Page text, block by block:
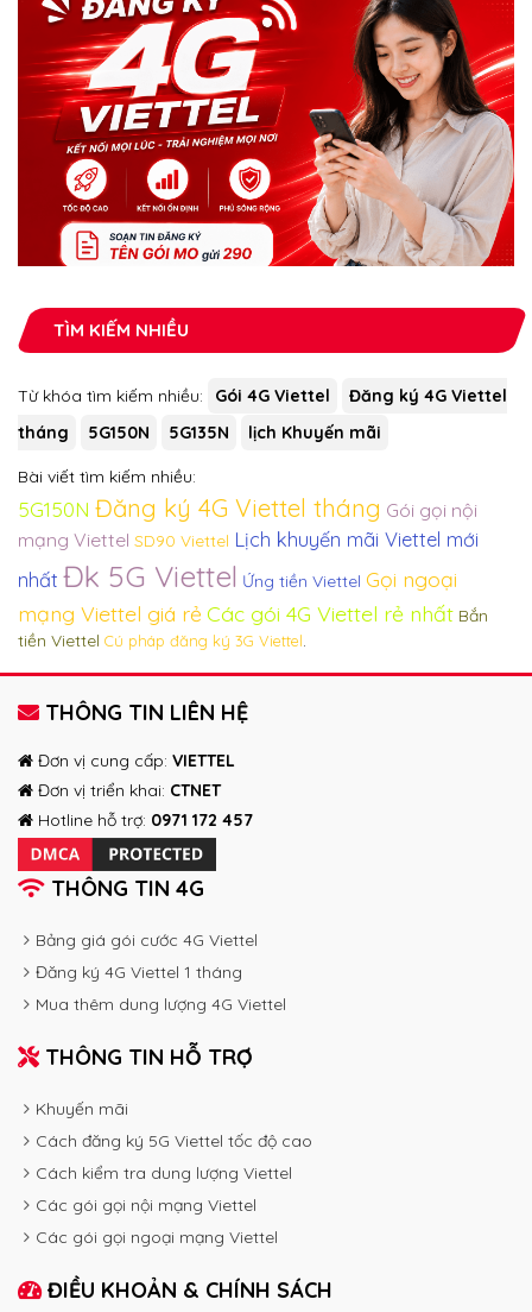
TÌM KIẾM NHIỀU
Từ khóa tìm kiếm nhiều: Gói 4G Viettel
Đăng ký 4G Viettel
tháng
5G150N 5G135N lịch Khuyến mãi
Bài viết tìm kiếm nhiều:
5G150N Đăng ký 4G Viettel tháng Gói gọi nội
mạng Viettel SD90 Viettel Lịch khuyến mãi Viettel mới
nhất Đk 5G Viettel Ứng tiền Viettel Gọi ngoại
mạng Viettel giá rẻ Các gói 4G Viettel rẻ nhất Bắn
tiền Viettel Cú pháp đăng ký 3G Viettel.
THÔNG TIN LIÊN HỆ
Đơn vị cung cấp: VIETTEL
Đơn vị triển khai: CTNET
Hotline hỗ trợ: 0971 172 457
THÔNG TIN 4G
Bảng giá gói cước 4G Viettel
Đăng ký 4G Viettel 1 tháng
Mua thêm dung lượng 4G Viettel
THÔNG TIN HỖ TRỢ
Khuyến mãi
Cách đăng ký 5G Viettel tốc độ cao
Cách kiểm tra dung lượng Viettel
Các gói gọi nội mạng Viettel
Các gói gọi ngoại mạng Viettel
ĐIỀU KHOẢN & CHÍNH SÁCH